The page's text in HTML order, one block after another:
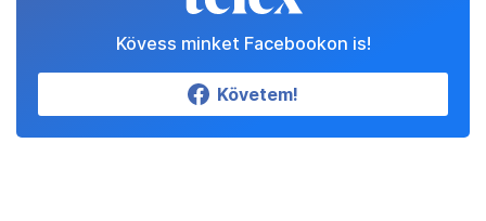
Kövess minket Facebookon is!
Követem!